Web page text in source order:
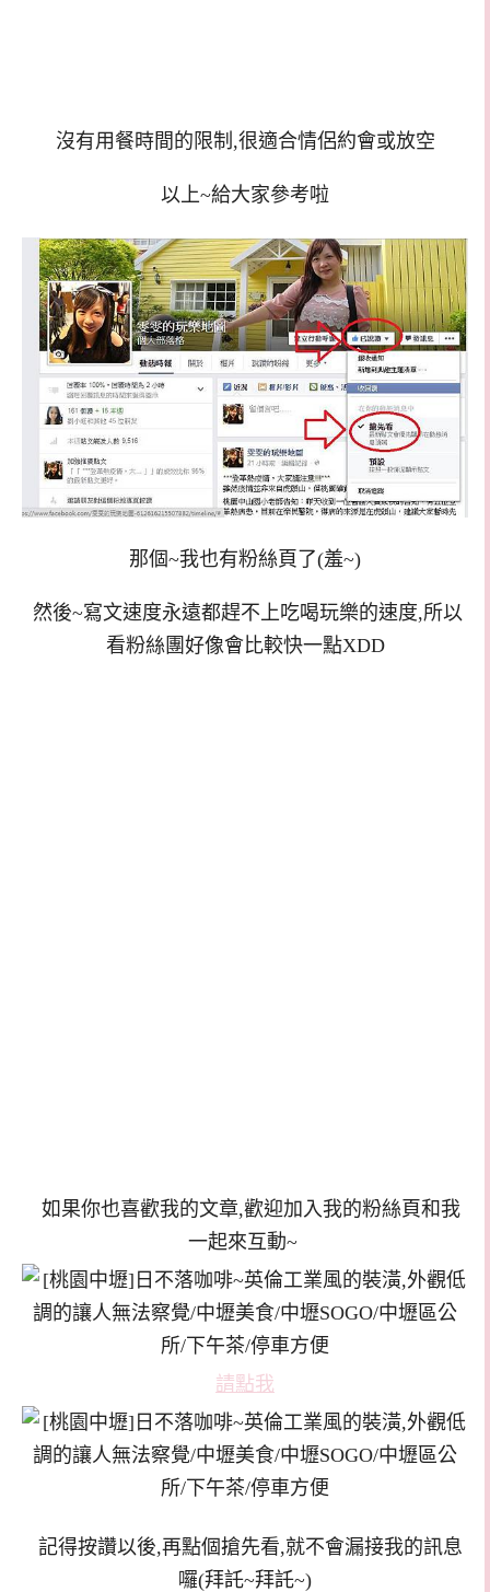
沒有用餐時間的限制,很適合情侶約會或放空
以上~給大家參考啦
那個~我也有粉絲頁了(羞~)
然後~寫文速度永遠都趕不上吃喝玩樂的速度,所以
看粉絲團好像會比較快一點XDD
如果你也喜歡我的文章,歡迎加入我的粉絲頁和我
一起來互動~
請點我
記得按讚以後,再點個搶先看,就不會漏接我的訊息
囉(拜託~拜託~)